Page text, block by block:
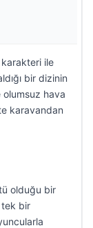
karakteri ile
bir dizinin
hava
karavandan
olduğu bir
tek bir